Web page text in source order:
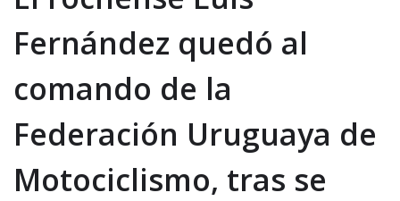
Fernández quedó al
comando de la
Federación Uruguaya de
Motociclismo, tras se